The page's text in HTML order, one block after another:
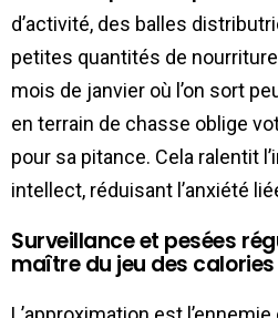
d’activité, des balles
petites quantités de
mois de janvier où l’on sort
en terrain de chasse oblige
pour sa pitance. Cela ralentit
intellect, réduisant l’anxiété
Surveillance et pesées
maître du jeu des calories